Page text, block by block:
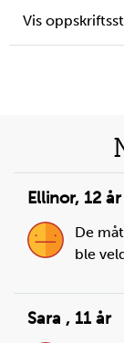
Vis
over
Ellinor, 12 år
De
ble
Sara , 11 år